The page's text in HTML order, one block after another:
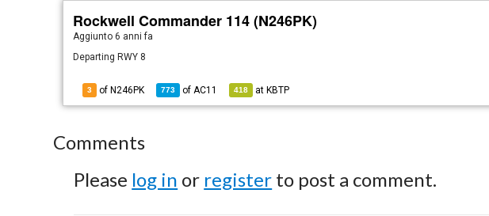
Rockwell Commander 114 (N246PK)
Aggiunto6 anni fa
Departing RWY 8
3 of N246PK 773 ofAC11 418 at KBTP
Comments
Please log in or register to post a comment.